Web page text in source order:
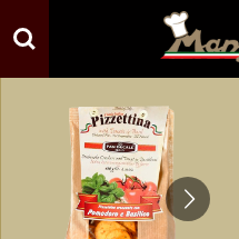
direct
naar
hoofdinhoud